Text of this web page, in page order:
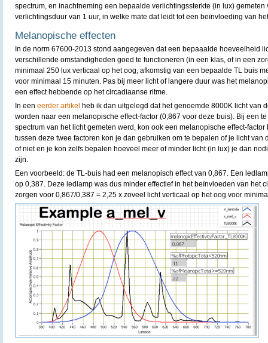
spectrum, en inachtneming een bepaalde verlichtingssterkte (in lux) gemeten
verlichtingsduur van 1 uur, in welke mate dat leidt tot een beïnvloeding van
Melanopische effecten
In de norm 67600-2013 stond aangegeven dat een bepaaalde hoeveelheid
verschillende omstandigheden goed te functioneren (in een klas, of in een
minimaal 250 lux verticaal op het oog, afkomstig van een bepaalde TL buis
voor minimaal 15 minuten. Pas bij meer licht of langere duur was het
een effect hebbende op het circadiaanse ritme.
In een eerder artikel heb ik dan uitgelegd dat het genoemde 8000K licht van
worden naar een melanopische effect-factor (0,867 voor deze buis). Bij een
spectrum van het licht gemeten werd, kon ook een melanopische effect-
tussen deze twee factoren kon je dan gebruiken om te bepalen of je licht van
of niet en je kon zelfs bepalen hoeveel meer of minder licht (in lux) je dan
zijn.
Een voorbeeld: de TL-buis had een melanopisch effect van 0,867. Een
op 0,387. Deze ledlamp was dus minder effectief in het beïnvloeden van het
zorgen voor 0,867/0,387 = 2,25 x zoveel licht verticaal op het oog voor